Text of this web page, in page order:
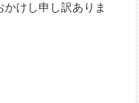
けし申し訳ありま